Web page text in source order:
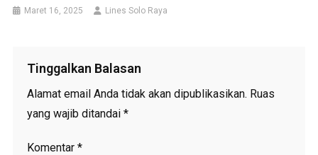
Maret 16, 2025 Lines Solo Raya
Tinggalkan Balasan
Alamat email Anda tidak akan dipublikasikan. Ruas
yang wajib ditandai *
Komentar *